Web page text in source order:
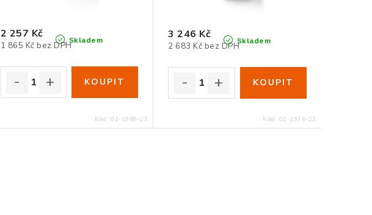
Skladem
1 865 Kč bez DPH
2 257 Kč
Kód:02-1969-23
Skladem
2 683 Kč bez DPH
3 246 Kč
Kód: 02-1976-23